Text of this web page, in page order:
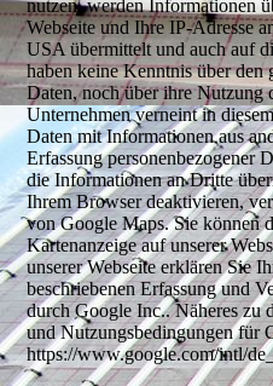
nutzen, werden Informationen
Webseite und Ihre IP-Adresse
USA übermittelt und auch auf
haben keine Kenntnis über den
Daten, noch über ihre Nutzung
Unternehmen verneint in
Daten mit Informationen aus
Erfassung personenbezogener
die Informationen an Dritte
Ihrem Browser deaktivieren,
von Google Maps. Sie können
Kartenanzeige auf unserer
unserer Webseite erklären Sie
beschriebenen Erfassung und
durch Google Inc.. Näheres zu
und Nutzungsbedingungen für
https://www.google.com/intl/